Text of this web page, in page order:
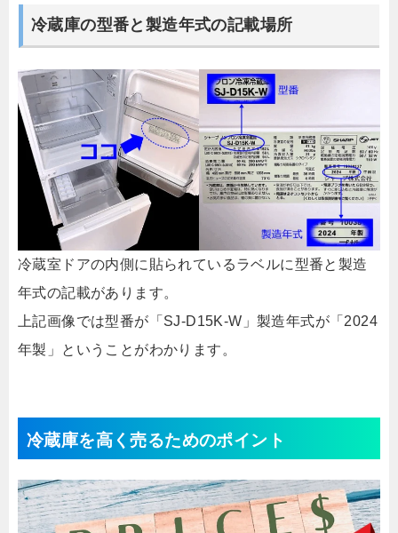
冷蔵庫の型番と製造年式の記載場所
冷蔵室ドアの内側に貼られているラベルに型番と製造
年式の記載があります。
上記画像では型番が「SJ-D15K-W」製造年式が「2024
年製」ということがわかります。
冷蔵庫を高く売るためのポイント